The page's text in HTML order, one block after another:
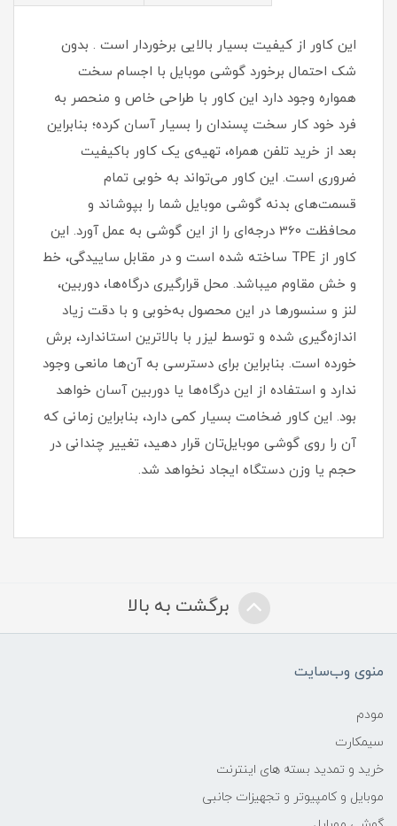
این کاور از کیفیت بسیار بالایی برخوردار است . بدون
شک احتمال برخورد گوشی موبایل با اجسام سخت
همواره وجود دارد این کاور با طراحی خاص و منحصر به
فرد خود کار سخت پسندان را بسیار آسان کرده؛ بنابراین
بعد از خرید تلفن همراه، تهیه‌ی یک کاور با‌کیفیت
ضروری است‏.‏ این کاور می‌تواند به خوبی تمام
قسمت‌های بدنه گوشی موبایل شما را بپوشاند و
محافظت 360 درجه‌ای را از این گوشی به عمل آورد‏.‏ این
کاور از TPE ساخته شده است و در مقابل ساییدگی، خط
و خش مقاوم میباشد.‏ محل قرارگیری درگاه‌ها، دوربین،
لنز و سنسورها در این محصول به‌خوبی و با دقت زیاد
اندازه‌گیری شده و توسط لیزر با بالاترین استاندارد، برش
خورده است‏.‏ بنابراین برای دسترسی به آن‌ها مانعی وجود
ندارد و استفاده از این درگاه‌ها یا دوربین آسان خواهد
بود‏.‏ این کاور ضخامت بسیار کمی دارد، بنابراین زمانی که
آن را روی گوشی موبایل‌تان قرار دهید، تغییر چندانی در
حجم یا وزن دستگاه ایجاد نخواهد شد‏.‏
برگشت به بالا
منوی وب‌سایت
مودم
سیمکارت
خرید و تمدید بسته های اینترنت
موبایل و کامپیوتر و تجهیزات جانبی